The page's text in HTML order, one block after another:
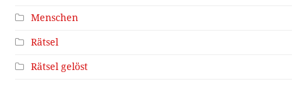
Menschen
Rätsel
Rätsel gelöst